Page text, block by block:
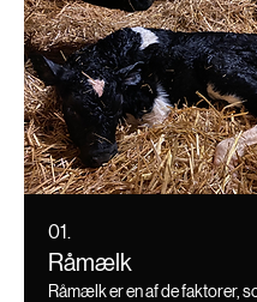
01.
Råmælk
Råmælk er en af de faktorer,